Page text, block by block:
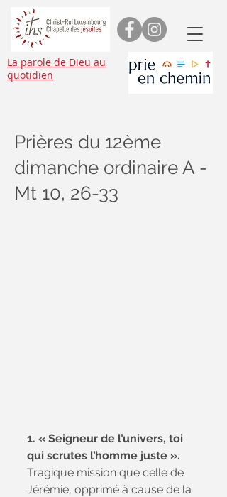
La parole de Dieu au
quotidien
Prières du 12ème
dimanche ordinaire A -
Mt 10, 26-33
1. « Seigneur de l’univers, toi
qui scrutes l’homme juste ».
Tragique mission que celle de
Jérémie, opprimé à cause de la